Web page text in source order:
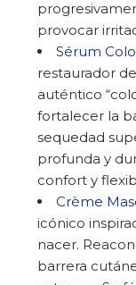
provocar
Sérum
restaurador
auténtico
fortalecer la
sequedad
profunda y
confort y
Crème
icónico
nacer.
barrera